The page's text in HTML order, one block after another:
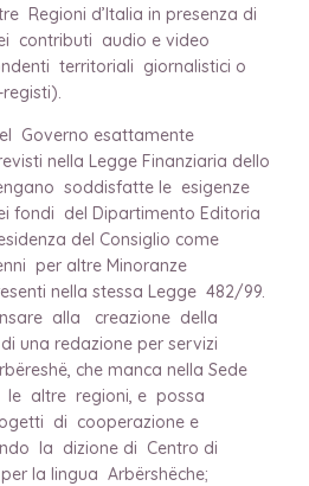
Regioni d’Italia in presenza di
contributi audio e video
territoriali giornalistici o
Governo esattamente
nella Legge Finanziaria dello
soddisfatte le esigenze
fondi del Dipartimento Editoria
del Consiglio come
per altre Minoranze
nella stessa Legge 482/99.
alla creazione della
una redazione per servizi
che manca nella Sede
le altre regioni, e possa
di cooperazione e
la dizione di Centro di
la lingua Arbërshëche;